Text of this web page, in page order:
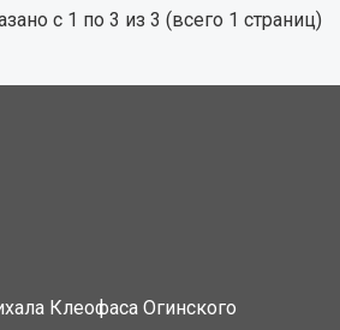
с 1 по 3 из 3 (всего 1 страниц)
Клеофаса Огинского